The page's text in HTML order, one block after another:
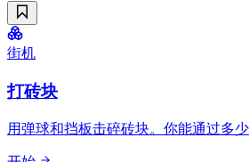
街机
打砖块
用弹球和挡板击碎砖块。你能通过多少